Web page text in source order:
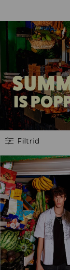
Filtrid